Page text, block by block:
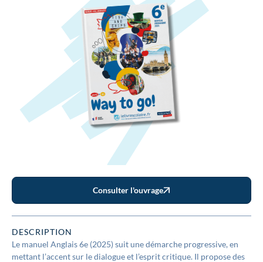
Consulter l'ouvrage
DESCRIPTION
Le manuel Anglais 6e (2025) suit une démarche progressive, en
mettant l’accent sur le dialogue et l’esprit critique. Il propose des